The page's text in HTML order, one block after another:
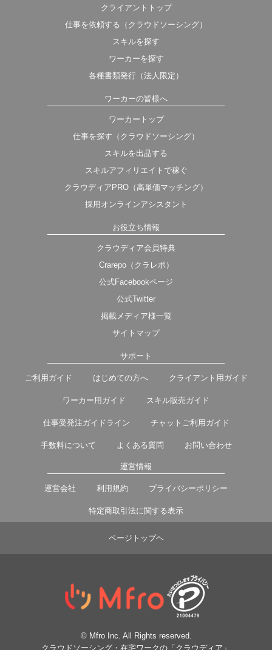
クライアントトップ
仕事を依頼する（クラウドソーシング）
スキルを探す
ワーカーを探す
各種書類発行（法人限定）
ワーカーの皆様へ
ワーカートップ
仕事を探す（クラウドソーシング）
スキルを出品する
スキルアフィリエイトで稼ぐ
クラウディアPRO（高単価マッチング）
採用オンラインアシスタント
お役立ち情報
クラウディア会員特典
Crarepo（クラレポ）
公式Facebookページ
公式Twitter
掲載メディア様一覧
サイトマップ
サポート
ご利用ガイド はじめての方へ クライアント用ガイド
ワーカー用ガイド スキル販売ガイド
仕事受発注ガイドライン チャットご利用ガイド
手数料について よくある質問 お問い合わせ
運営情報
運営会社 利用規約 プライバシーポリシー
特定商取引法に関する表示
ページトップヘ
© Mfro Inc. All Rights reserved.
クラウドソーシング・在宅ワークの「クラウディア」